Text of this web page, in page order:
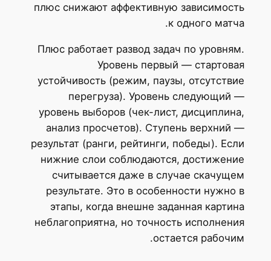
плюс снижают аффективную зависимость
к одного матча.
Плюс работает развод задач по уровням.
Уровень первый — стартовая
устойчивость (режим, паузы, отсутствие
перегруза). Уровень следующий —
уровень выборов (чек-лист, дисциплина,
анализ просчетов). Ступень верхний —
результат (ранги, рейтинги, победы). Если
нижние слои соблюдаются, достижение
считывается даже в случае скачущем
результате. Это в особенности нужно в
этапы, когда внешне заданная картина
неблагоприятна, но точность исполнения
остается рабочим.